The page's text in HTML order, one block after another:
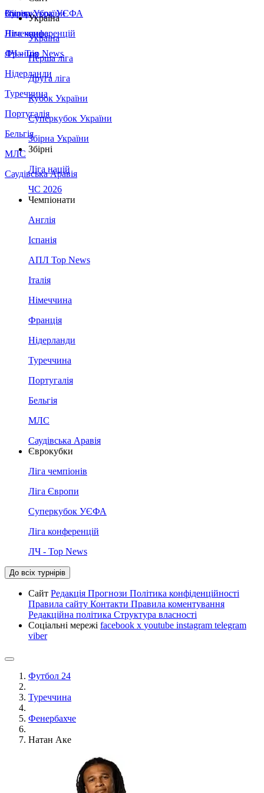
Збірна України
Італія
Німеччина
Франція
Нідерланди
Туреччина
Португалія
Бельгія
МЛС
Саудівська Аравія
Суперкубок УЄФА
Ліга конференцій
ЛЧ - Top News
Україна
Україна
Перша ліга
Друга ліга
Кубок України
Суперкубок України
Збірна України
Збірні
Ліга націй
ЧС 2026
Чемпіонати
Англія
Іспанія
АПЛ Top News
Італія
Німеччина
Франція
Нідерланди
Туреччина
Португалія
Бельгія
МЛС
Саудівська Аравія
Єврокубки
Ліга чемпіонів
Ліга Європи
Суперкубок УЄФА
Ліга конференцій
ЛЧ - Top News
До всіх турнірів
Сайт Редакція Прогнози Політика конфіденційності
Правила сайту Контакти Правила коментування
Редакційна політика Структура власності
Соціальні мережі facebook x youtube instagram telegram
viber
Футбол 24
Туреччина
Фенербахче
Натан Аке